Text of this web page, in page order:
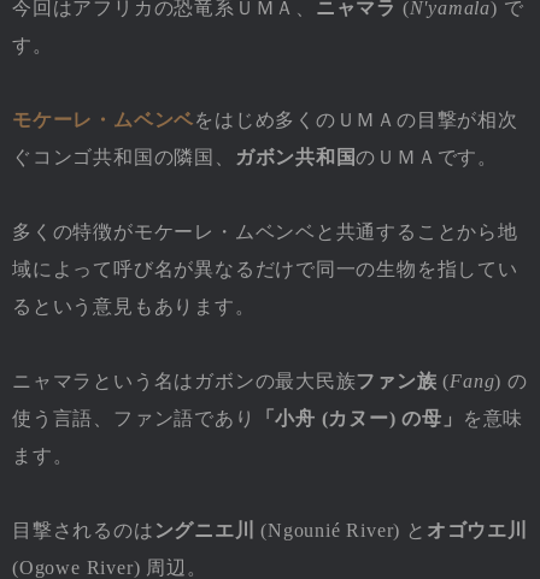
今回はアフリカの恐竜系ＵＭＡ、 ニャマラ (N'yamala) で
す。
モケーレ・ムベンベをはじめ多くのＵＭＡの目撃が相次
ぐコンゴ共和国の隣国、
ガボン共和国のＵＭＡです。
多くの特徴がモケーレ・ムベンベと共通することから地
域によって呼び名が異なるだけで同一の生物を指してい
るという意見もあります。
ニャマラという名はガボンの最大民族ファン族 (Fang) の
使う言語、ファン語であり
「小舟 (カヌー) の母」
を意味
ます。
目撃されるのは ングニエ川 (Ngounié River) と オゴウエ川
(Ogowe River) 周辺。